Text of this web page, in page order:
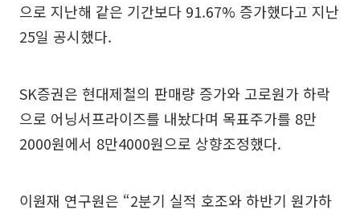
으로 지난해 같은 기간보다 91.67% 증가했다고 지난
25일 공시했다.
SK증권은 현대제철의 판매량 증가와 고로원가 하락
으로 어닝서프라이즈를 내놨다며 목표주가를 8만
2000원에서 8만4000원으로 상향조정했다.
이원재 연구원은 “2분기 실적 호조와 하반기 원가하